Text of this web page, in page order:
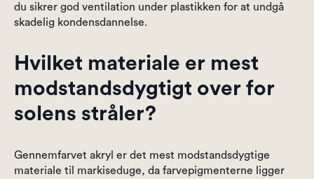
du sikrer god ventilation under plastikken for at undgå
skadelig kondensdannelse.
Hvilket materiale er mest
modstandsdygtigt over for
solens stråler?
Gennemfarvet akryl er det mest modstandsdygtige
materiale til markiseduge, da farvepigmenterne ligger